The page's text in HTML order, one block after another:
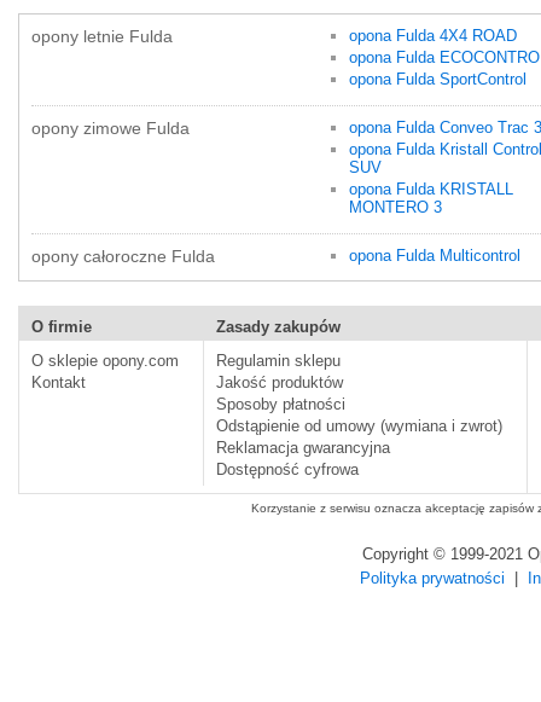
opony letnie Fulda
opona Fulda 4X4 ROAD
opona Fulda
opona Fulda SportControl
opony zimowe Fulda
opona Fulda Conveo Trac 3
opona Fulda Kristall Control
SUV
opona Fulda KRISTALL
MONTERO 3
opony całoroczne Fulda opona Fulda Multicontrol
O firmie
O sklepie opony.com
Kontakt
Zasady zakupów
Regulamin sklepu
Jakość produktów
Sposoby płatności
Odstąpienie od umowy (wymiana i zwrot)
Reklamacja gwarancyjna
Dostępność cyfrowa
Korzystanie z serwisu oznacza akceptację zapisów
Copyright © 1999-2021
Polityka prywatności